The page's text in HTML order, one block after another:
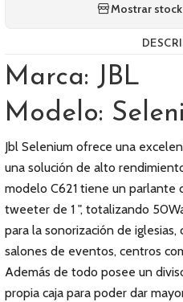
Mostrar
Marca: JBL
Modelo:
Jbl Selenium ofrece una
una solución de alto
modelo C621 tiene un parlante
tweeter de 1 ", totalizando
para la sonorización de
salones de eventos, centros
Además de todo posee un
propia caja para poder dar